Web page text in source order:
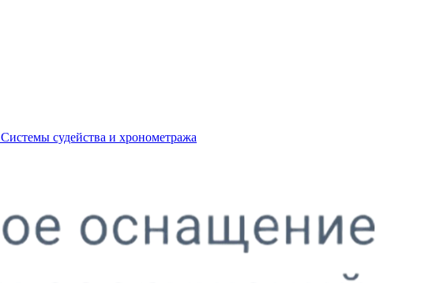
Системы судейства и хронометража